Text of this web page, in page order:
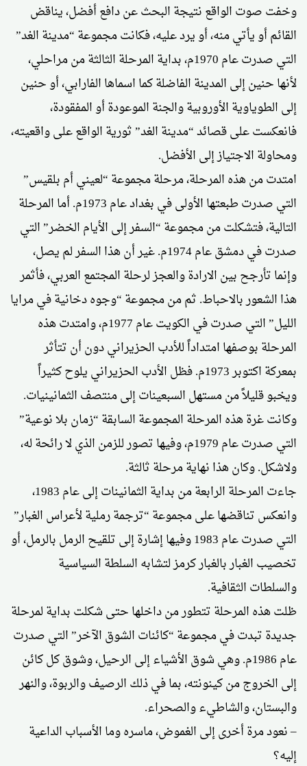
وخفت صوت الواقع نتيجة البحث عن دافع أفضل، يناقض
القائم أو يأتي منه، أو يرد عليه، فكانت مجموعة “مدينة الغد”
التي صدرت عام 1970م، بداية المرحلة الثالثة من مراحلي،
لأنها حنين إلى المدينة الفاضلة كما اسماها الفارابي، أو حنين
إلى الطوياوية الأوروبية والجنة الموعودة أو المفقودة،
فانعكست على قصائد “مدينة الغد” ثورية الواقع على واقعيته،
ومحاولة الاجتياز إلى الأفضل.
امتدت من هذه المرحلة، مرحلة مجموعة “لعيني أم بلقيس”
التي صدرت طبعتها الأولى في بغداد عام 1973م. أما المرحلة
التالية، فتشكلت من مجموعة “السفر إلى الأيام الخضر” التي
صدرت في دمشق عام 1974م. غير أن هذا السفر لم يصل،
وإنما تأرجح بين الارادة والعجز لرحلة المجتمع العربي، فأثمر
هذا الشعور بالاحباط. ثم من مجموعة “وجوه دخانية في مرايا
الليل” التي صدرت في الكويت عام 1977م، وامتدت هذه
المرحلة بوصفها امتداداً للأدب الحزيراني دون أن تتأثر
بمعركة اكتوبر 1973م. فظل الأدب الحزيراني يلوح كثيراً
ويخبو قليلاً من مستهل السبعينات إلى منتصف الثمانينيات.
وكانت غرة هذه المرحلة المجموعة السابقة “زمان بلا نوعية”
التي صدرت عام 1979م، وفيها تصور للزمن الذي لا رائحة له،
ولاشكل. وكان هذا نهاية مرحلة ثالثة.
جاءت المرحلة الرابعة من بداية الثمانينات إلى عام 1983،
وانعكس تناقضها على مجموعة “ترجمة رملية لأعراس الغبار”
التي صدرت عام 1983 وفيها إشارة إلى تلقيح الرمل بالرمل، أو
تخصيب الغبار بالغبار كرمز لتشابه السلطة السياسية
والسلطات الثقافية.
ظلت هذه المرحلة تتطور من داخلها حتى شكلت بداية لمرحلة
جديدة تبدت في مجموعة “كائنات الشوق الآخر” التي صدرت
عام 1986م. وهي شوق الأشياء إلى الرحيل، وشوق كل كائن
إلى الخروج من كينونته، بما في ذلك الرصيف والربوة، والنهر
والبستان، والشاطيء والصحراء.
– نعود مرة أخرى إلى الغموض، ماسره وما الأسباب الداعية
إليه؟